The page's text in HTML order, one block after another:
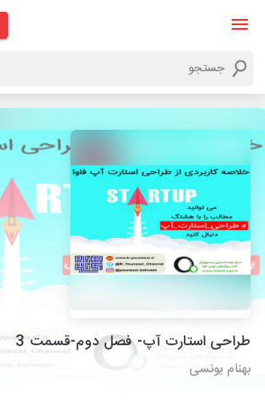
طراحی استارت آپ- فصل دوم-قسمت 3
بهنام یونسی